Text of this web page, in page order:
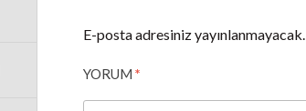
E-posta adresiniz yayınlanmayacak.
YORUM *